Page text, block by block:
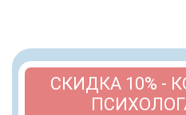
СКИДКА 10% -